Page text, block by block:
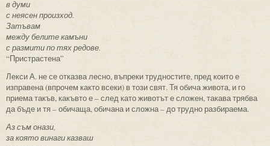
в думи
с неясен произход.
Затъвам
между белите камъни
с размити по тях редове.
“Пристрастена”
Лекси А. не се отказва лесно, въпреки трудностите, пред които е
изправена (впрочем както всеки) в този свят. Тя обича живота, и го
приема такъв, какъвто е – след като животът е сложен, такава трябва
да бъде и тя – обичаща, обичана и сложна – до трудно разбираема.
Аз съм онази,
за която винаги казваш